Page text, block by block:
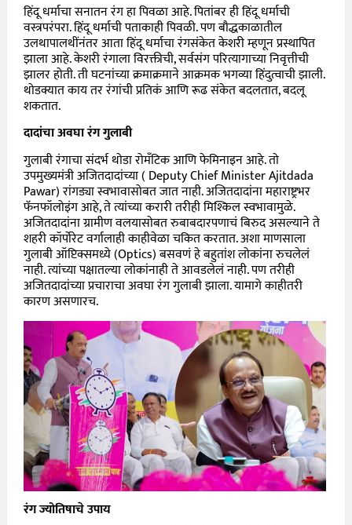
हिंदू धर्माचा सनातन रंग हा पिवळा आहे. पितांबर ही हिंदू धर्माची
वस्त्रपरंपरा. हिंदू धर्माची पताकाही पिवळी. पण बौद्धकाळातील
उलथापालथींनंतर आता हिंदू धर्माचा रंगसंकेत केशरी म्हणून प्रस्थापित
झाला आहे. केशरी रंगाला विरक्तीची, सर्वसंग परित्यागाच्या निवृत्तीची
झालर होती. ती घटनांच्या क्रमाक्रमाने आक्रमक भगव्या हिंदुत्वाची झाली.
थोडक्यात काय तर रंगांची प्रतिकं आणि रूढ संकेत बदलतात, बदलू
शकतात.
दादांचा अवघा रंग गुलाबी
गुलाबी रंगाचा संदर्भ थोडा रोमँटिक आणि फेमिनाइन आहे. तो
उपमुख्यमंत्री अजितदादांच्या ( Deputy Chief Minister Ajitdada
Pawar) रांगड्या स्वभावासोबत जात नाही. अजितदादांना महाराष्ट्रभर
फॅनफॉलोइंग आहे, ते त्यांच्या करारी तरीही मिश्किल स्वभावामुळे.
अजितदादांना ग्रामीण वलयासोबत रुबाबदारपणाचं बिरुद असल्याने ते
शहरी कॉर्पोरेट वर्गालाही काहीवेळा चकित करतात. अशा माणसाला
गुलाबी ऑप्टिक्समध्ये (Optics) बसवणं हे बहुतांश लोकांना रुचलेलं
नाही. त्यांच्या पक्षातल्या लोकांनाही ते आवडलेलं नाही. पण तरीही
अजितदादांच्या प्रचाराचा अवघा रंग गुलाबी झाला. यामागे काहीतरी
कारण असणारच.
रंग ज्योतिषाचे उपाय